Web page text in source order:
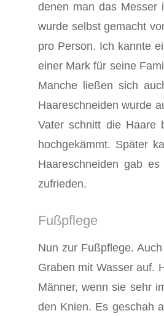
denen man das Messer
wurde selbst gemacht
pro Person. Ich kannte
einer Mark für seine
Manche ließen sich
Haareschneiden wurde
Vater schnitt die Haare
hochgekämmt. Später
Haareschneiden gab
zufrieden.
Fußpflege
Nun zur Fußpflege.
Graben mit Wasser auf.
Männer, wenn sie sehr
den Knien. Es geschah